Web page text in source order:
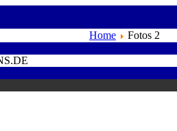
Home Fotos 2